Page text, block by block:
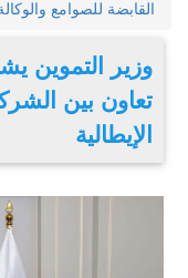
القابضة للصوامع
وزير التموين
تعاون بين
الإيطالية